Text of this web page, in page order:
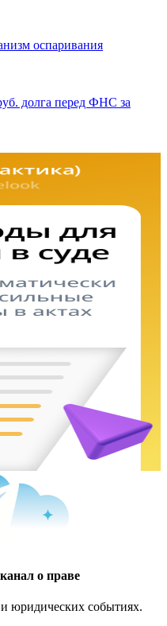
оспаривания
долга перед ФНС за
о праве
юридических событиях.